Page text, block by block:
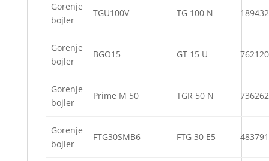
Gorenje
bojler
TGU100V TG 100 N 189432
Gorenje
bojler
BGO15 GT 15 U 762120
Gorenje
bojler
Prime M 50 TGR 50 N 736262
Gorenje
bojler
FTG30SMB6 FTG 30 E5 483791